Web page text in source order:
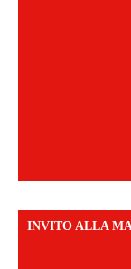
INVITO ALLA